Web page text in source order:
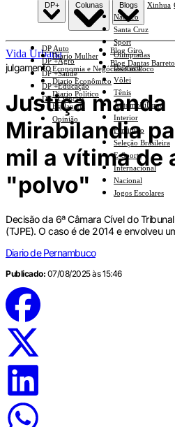
Náutico
Santa Cruz
Sport
Olimpíadas
Basquete
Vôlei
Tênis
Automobilismo
Interior
Feminino
Seleção Brasileira
E-Sports
Internacional
Nacional
Jogos Escolares
DP+
DP Auto
DP +Agro
DP +Saúde
DP +Educação
DP +Ciências
Colunas
Diario Mulher
Economia e Negócios Em Foco
Diario Econômico
Diario Político
Esplanada
Opinião
Blogs
Blog Giro
Blog Dantas Barreto
Xinhua
Vida Urbana
julgamento
Justiça manda
Mirabilandia
mil a vítima de
"polvo"
Decisão da 6ª Câmara Cível do
(TJPE). O caso é de 2014 e envolveu
Diario de Pernambuco
Publicado: 07/08/2025 às 15:46